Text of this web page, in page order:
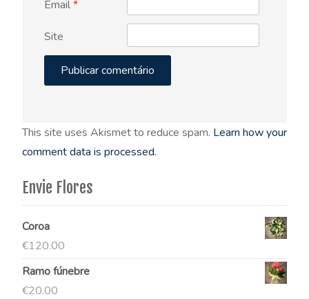
Email*
Site
This site uses Akismet to reduce spam. Learn how your
comment data is processed.
Envie Flores
Coroa
€120.00
Ramo fúnebre
€20.00